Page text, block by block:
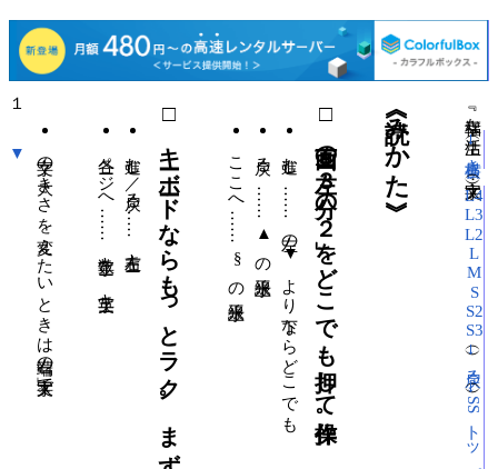
『 幸福な生活 』（
→横書き
）（文字大：
L4
L3
L2
L
M
S
S2
S3
→戻る
→SSトップ
《読みかた》
□ 画面の「左３分の２」をどこでも押して操作。
進む …… 左の▼ より下ならどこでも
戻る …… ▲ の水平線上
ここへ …… § の水平線上
進む／戻る …… 左右キー
各ページへ …… 数字キー、英字キー
文字の大きさを変えたいときは右端の「文字大」で。
１
▼